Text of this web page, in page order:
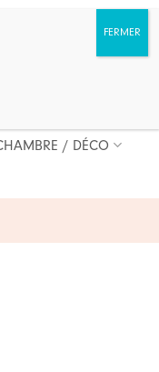
/ DÉCO